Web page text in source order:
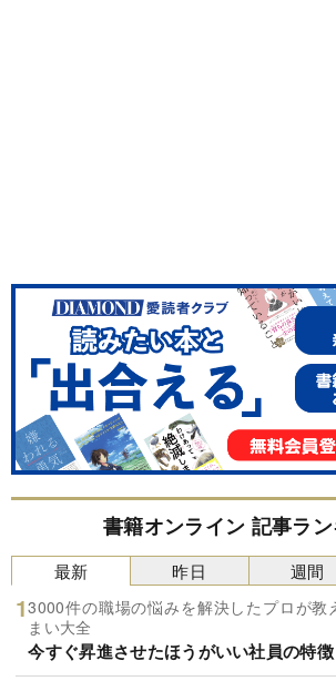
書籍オンライン 記事ラ
最新
3000件の職場の悩みを解決したプロが教
まい大全
今すぐ昇進させたほうがいい社員の特
昨日 週間